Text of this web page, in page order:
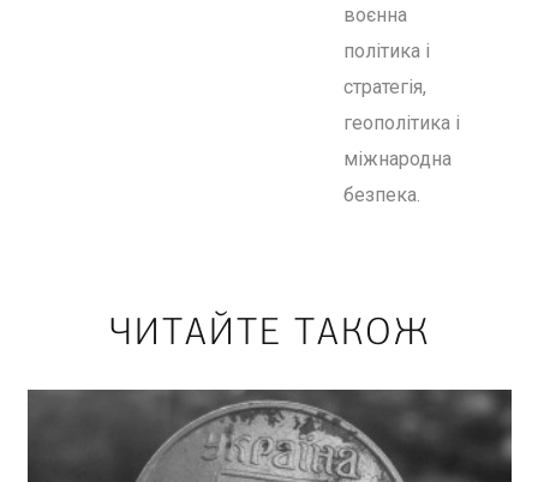
воєнна
політика і
стратегія,
геополітика і
міжнародна
безпека.
ЧИТАЙТЕ ТАКОЖ